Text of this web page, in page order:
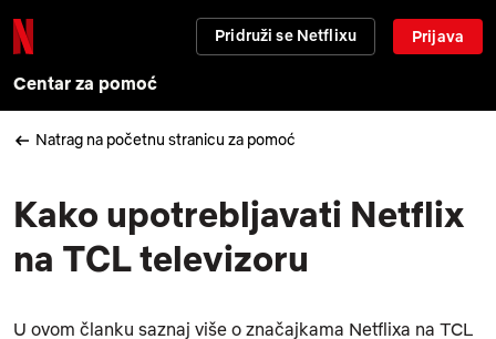
Pridruži se Netflixu Prijava
Centar za pomoć
Natrag na početnu stranicu za pomoć
Kako upotrebljavati Netflix
na TCL televizoru
U ovom članku saznaj više o značajkama Netflixa na TCL